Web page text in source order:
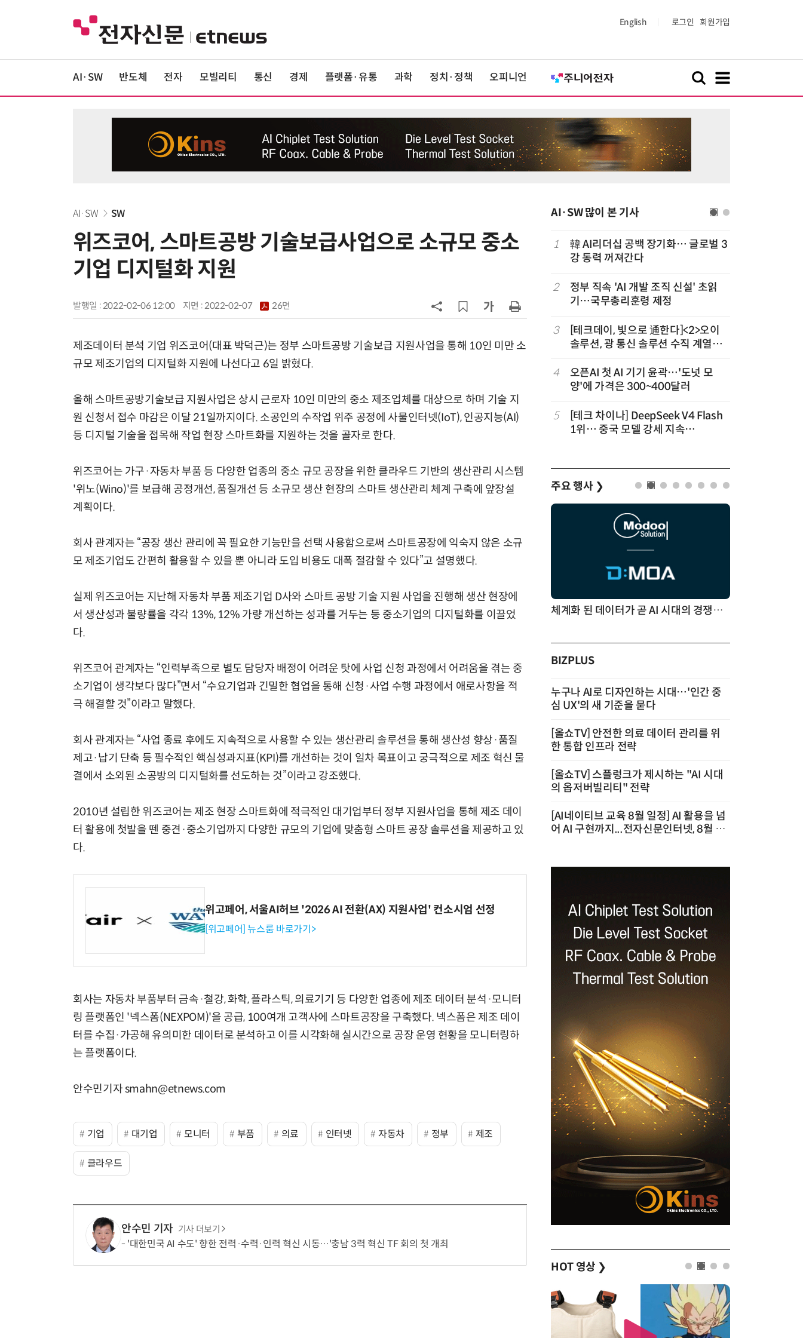
English 로그인 회원가입
AI·SW 반도체 전자 모빌리티 통신 경제 플랫폼·유통 과학 정치·정책 오피니언
AI·SW SW
위즈코어, 스마트공방 기술보급사업으로 소규모 중소
기업 디지털화 지원
발행일 : 2022-02-06 12:00 지면 :2022-02-07 26면
제조데이터 분석 기업 위즈코어(대표 박덕근)는 정부 스마트공방 기술보급 지원사업을 통해 10인 미만 소
규모 제조기업의 디지털화 지원에 나선다고 6일 밝혔다.
올해 스마트공방기술보급 지원사업은 상시 근로자 10인 미만의 중소 제조업체를 대상으로 하며 기술 지
원 신청서 접수 마감은 이달 21일까지이다. 소공인의 수작업 위주 공정에 사물인터넷(IoT), 인공지능(AI)
등 디지털 기술을 접목해 작업 현장 스마트화를 지원하는 것을 골자로 한다.
위즈코어는 가구·자동차 부품 등 다양한 업종의 중소 규모 공장을 위한 클라우드 기반의 생산관리 시스템
'위노(Wino)'를 보급해 공정개선, 품질개선 등 소규모 생산 현장의 스마트 생산관리 체계 구축에 앞장설
계획이다.
회사 관계자는 “공장 생산 관리에 꼭 필요한 기능만을 선택 사용함으로써 스마트공장에 익숙지 않은 소규
모 제조기업도 간편히 활용할 수 있을 뿐 아니라 도입 비용도 대폭 절감할 수 있다”고 설명했다.
실제 위즈코어는 지난해 자동차 부품 제조기업 D사와 스마트 공방 기술 지원 사업을 진행해 생산 현장에
서 생산성과 불량률을 각각 13%, 12% 가량 개선하는 성과를 거두는 등 중소기업의 디지털화를 이끌었
다.
위즈코어 관계자는 “인력부족으로 별도 담당자 배정이 어려운 탓에 사업 신청 과정에서 어려움을 겪는 중
소기업이 생각보다 많다”면서 “수요기업과 긴밀한 협업을 통해 신청·사업 수행 과정에서 애로사항을 적
극 해결할 것”이라고 말했다.
회사 관계자는 “사업 종료 후에도 지속적으로 사용할 수 있는 생산관리 솔루션을 통해 생산성 향상·품질
제고·납기 단축 등 필수적인 핵심성과지표(KPI)를 개선하는 것이 일차 목표이고 궁극적으로 제조 혁신 물
결에서 소외된 소공방의 디지털화를 선도하는 것”이라고 강조했다.
2010년 설립한 위즈코어는 제조 현장 스마트화에 적극적인 대기업부터 정부 지원사업을 통해 제조 데이
터 활용에 첫발을 뗀 중견·중소기업까지 다양한 규모의 기업에 맞춤형 스마트 공장 솔루션을 제공하고 있
다.
위고페어, 서울AI허브 '2026 AI 전환(AX) 지원사업' 컨소시엄 선정
[위고페어] 뉴스룸 바로가기>
회사는 자동차 부품부터 금속·철강, 화학, 플라스틱, 의료기기 등 다양한 업종에 제조 데이터 분석·모니터
링 플랫폼인 '넥스폼(NEXPOM)'을 공급, 100여개 고객사에 스마트공장을 구축했다. 넥스폼은 제조 데이
터를 수집·가공해 유의미한 데이터로 분석하고 이를 시각화해 실시간으로 공장 운영 현황을 모니터링하
는 플랫폼이다.
안수민기자 smahn@etnews.com
기업 대기업 모니터 부품 의료 인터넷 자동차 정부 제조
클라우드
안수민 기자 기사 더보기
'대한민국 AI 수도' 향한 전력·수력·인력 혁신 시동…'충남 3력 혁신 TF 회의 첫 개최
AI·SW 많이 본 기사
6
美 행정부, AI 모델 '해킹 등 사이버
서 젠슨 황 재회동
선…'NHN 팩토리X' 가보니
10 코히어, 통제 가능한 소버린 AI 지
원…“韓이 아태 승부처”
1
韓 AI리더십 공백 장기화… 글로벌 3
강 동력 꺼져간다
2
정부 직속 'AI 개발 조직 신설' 초읽
기…국무총리훈령 제정
3
[테크데이, 빛으로 通한다]<2>오이
솔루션, 광 통신 솔루션 수직 계열
략'
4
오픈AI 첫 AI 기기 윤곽…'도넛 모
양'에 가격은 300~400달러
5
[테크 차이나] DeepSeek V4 Flash
1위… 중국 모델 강세 지속
주요 행사 ❯
AI Native Enterprise를 지원하는 AI Ready Data 플랫폼 활용 전략 체계화 된 데이터가 곧 AI 시대의 경쟁력이다
BIZPLUS
누구나 AI로 디자인하는 시대…'인간 중
심 UX'의 새 기준을 묻다
[올쇼TV] 안전한 의료 데이터 관리를 위
한 통합 인프라 전략
[올쇼TV] 스플렁크가 제시하는 "AI 시대
의 옵저버빌리티" 전략
[AI네이티브 교육 8월 일정] AI 활용을 넘
어 AI 구현까지...전자신문인터넷, 8월 실
HOT 영상 ❯